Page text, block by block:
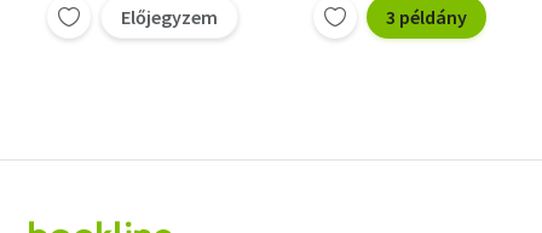
Előjegyzem 3 példány